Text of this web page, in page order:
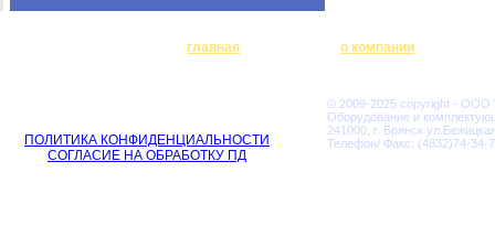
главная о компании
ПОЛИТИКА КОНФИДЕНЦИАЛЬНОСТИ
СОГЛАСИЕ НА ОБРАБОТКУ ПД
© 2009-2025 copyright - ООО
Оборудование и
241000, г. Брянск
Телефон/ Факс: (4832)74-34-